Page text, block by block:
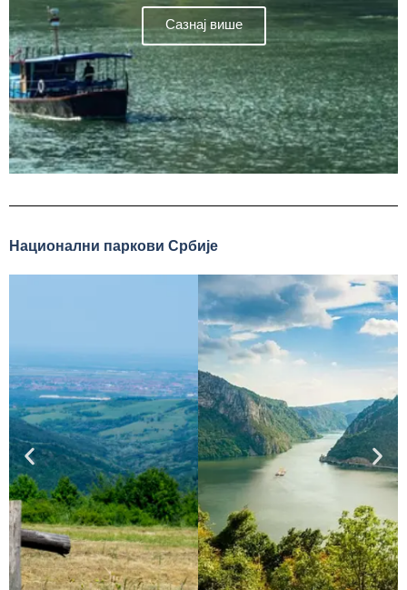
Сазнај више
Национални паркови Србије
Национални парк
Ђердап
Национални парк Ђердап, смештен уз Дунав
у Србији, познат је по импресивним
клисурама, богатом биодиверзитету и
археолошким локалитетима, укључујући
остатке древне винчанске цивилизације.
Сазнај више